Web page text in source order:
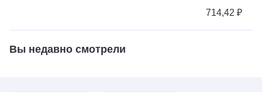
714,42 ₽
Вы недавно смотрели